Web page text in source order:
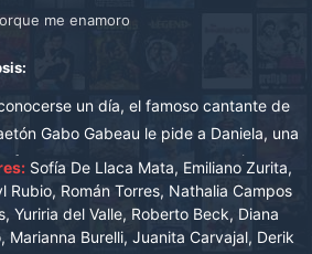
me enamoro
un día, el famoso cantante de
Gabo Gabeau le pide a Daniela, una
fans, que se acueste con su amigo
pero la situación se sale de control.
Sofía De Llaca Mata, Emiliano Zurita,
Rubio, Román Torres, Nathalia Campos
Yuriria del Valle, Roberto Beck, Diana
Marianna Burelli, Juanita Carvajal, Derik